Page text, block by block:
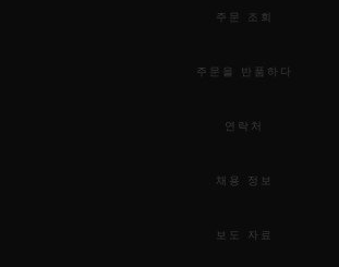
주문 조회
주문을 반품하다
연락처
채용 정보
보도 자료